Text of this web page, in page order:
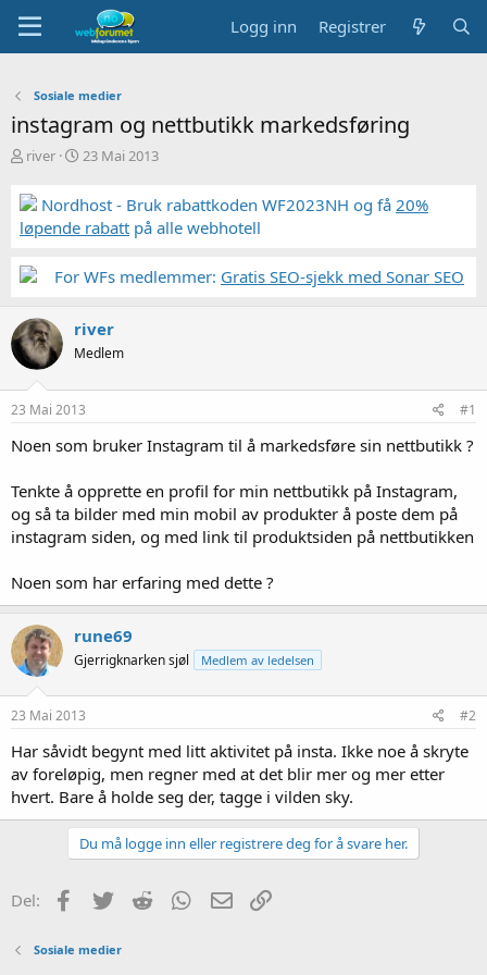
Logg inn Registrer
Sosiale medier
instagram og nettbutikk markedsføring
T
å
d
s
a
e
r
river
S
r
t
a
23 Mai 2013
Nordhost - Bruk rabattkoden WF2023NH og få 20%
løpende rabatt på alle webhotell
For WFs medlemmer: Gratis SEO-sjekk med Sonar SEO
river
Medlem
23 Mai 2013 #1
Noen som bruker Instagram til å markedsføre sin nettbutikk ?
Tenkte å opprette en profil for min nettbutikk på Instagram,
og så ta bilder med min mobil av produkter å poste dem på
instagram siden, og med link til produktsiden på nettbutikken
Noen som har erfaring med dette ?
rune69
Gjerrigknarken sjøl Medlem av ledelsen
23 Mai 2013 #2
Har såvidt begynt med litt aktivitet på insta. Ikke noe å skryte
av foreløpig, men regner med at det blir mer og mer etter
hvert. Bare å holde seg der, tagge i vilden sky.
Du må logge inn eller registrere deg for å svare her.
Del: Facebook
Twitter Reddit WhatsApp
E-post
Sosiale medier